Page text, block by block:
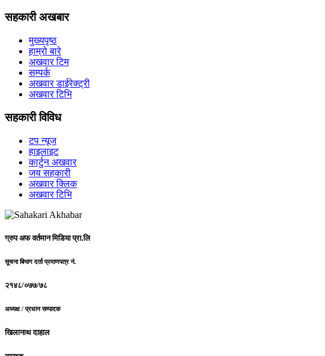
सहकारी अखबार
मुख्यपृष्ठ
हाम्रो बारे
अखवार टिम
सम्पर्क
अखवार डाईरेक्ट्री
अखवार टिभि
सहकारी विविध
टप न्यूज
हाइलाइट
कार्टुन अखवार
जय सहकारी
अखवार क्लिक
अखवार टिभि
ग्रुप अफ वर्तमान मिडिया प्रा.लि
सूचना बिभाग दर्ता प्रमाणपत्र नं.
२१४८/०७७/७८
अध्यक्ष / प्रधान सम्पादक
खिलानाथ दाहाल